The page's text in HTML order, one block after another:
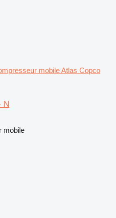
mobile Atlas Copco
N
mobile